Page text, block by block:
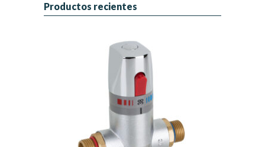
Productos recientes